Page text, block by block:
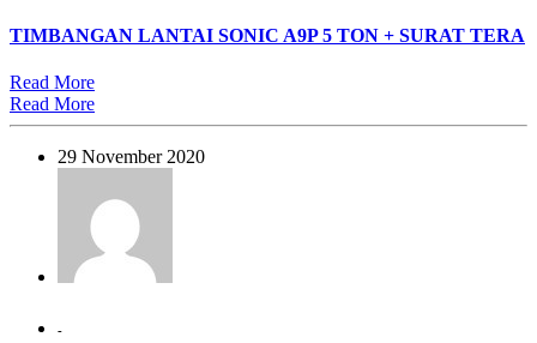
TIMBANGAN LANTAI SONIC A9P 5 TON + SURAT TERA
Read More
Read More
29 November 2020
-